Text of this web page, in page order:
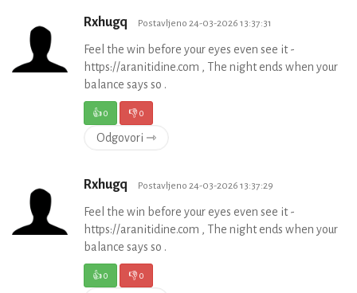
Rxhugq Postavljeno 24-03-2026 13:37:31
Feel the win before your eyes even see it -
https://aranitidine.com , The night ends when your
balance says so .
👍0 👎0
Odgovori ⇾
Rxhugq Postavljeno 24-03-2026 13:37:29
Feel the win before your eyes even see it -
https://aranitidine.com , The night ends when your
balance says so .
👍0 👎0